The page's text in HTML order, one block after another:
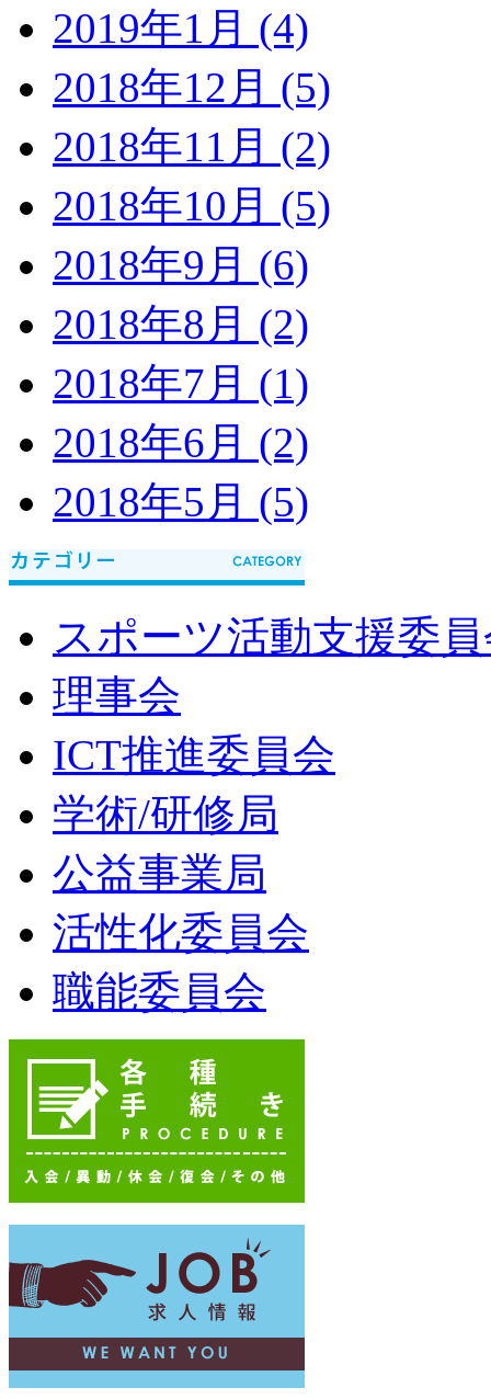
2019年1月 (4)
2018年12月 (5)
2018年11月 (2)
2018年10月 (5)
2018年9月 (6)
2018年8月 (2)
2018年7月 (1)
2018年6月 (2)
2018年5月 (5)
スポーツ活動支援委
理事会
ICT推進委員会
学術/研修局
公益事業局
活性化委員会
職能委員会